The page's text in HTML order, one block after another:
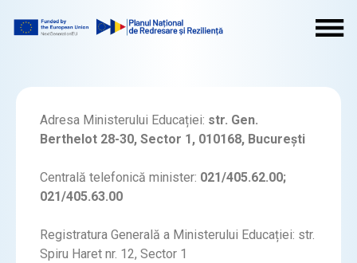
Adresa Ministerului Educației: str. Gen.
Berthelot 28-30, Sector 1, 010168, București
Centrală telefonică minister: 021/405.62.00;
021/405.63.00
Registratura Generală a Ministerului Educației: str.
Spiru Haret nr. 12, Sector 1